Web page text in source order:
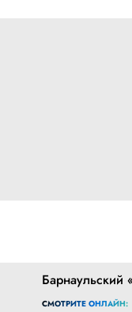
Барнаульский
СМОТРИТЕ ОНЛАЙН: